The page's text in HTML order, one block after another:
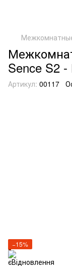
Sence S2
Артикул: 00117
−15%